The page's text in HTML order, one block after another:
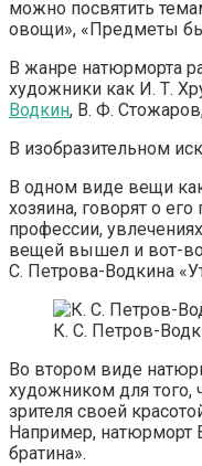
можно посвятить
овощи», «Предметы
В жанре натюрморта
художники как И. Т.
Водкин, В. Ф.
В изобразительном
В одном виде вещи
хозяина, говорят о
профессии,
вещей вышел и вот-
С. Петрова-Водкина
К. С. Петров-
Во втором виде
художником для того,
зрителя своей
Например, натюрморт
братина».